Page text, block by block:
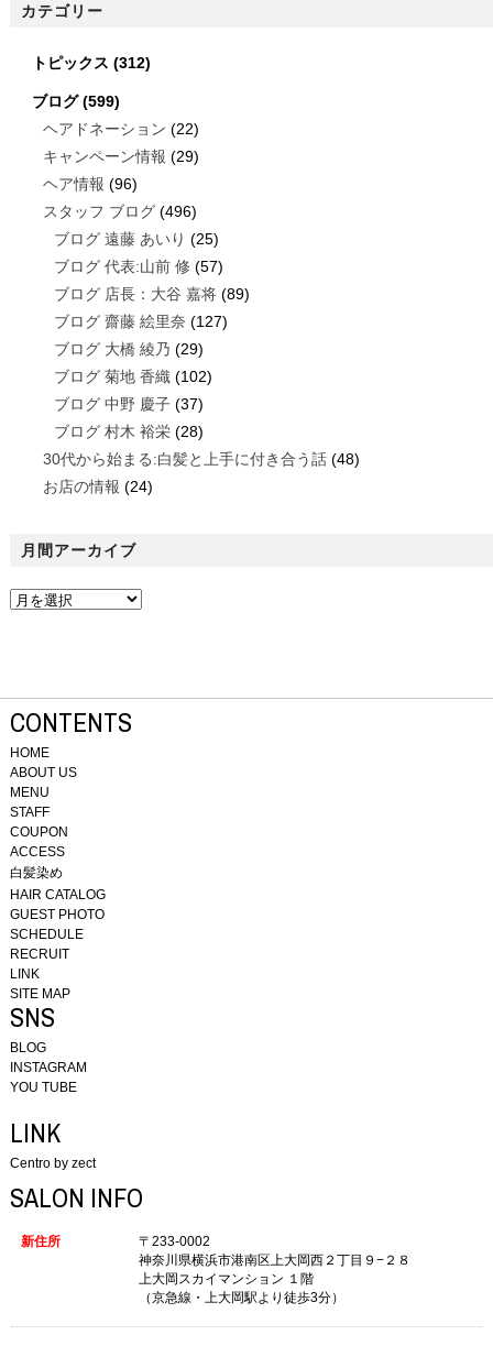
カテゴリー
トピックス (312)
ブログ(599)
ヘアドネーション (22)
キャンペーン情報 (29)
ヘア情報 (96)
スタッフ ブログ(496)
ブログ 遠藤 あいり (25)
ブログ 代表:山前 修 (57)
ブログ 店長：大谷 嘉将(89)
ブログ 齋藤 絵里奈 (127)
ブログ 大橋 綾乃 (29)
ブログ 菊地 香織(102)
ブログ 中野 慶子(37)
ブログ 村木 裕栄(28)
30代から始まる:白髪と上手に付き合う話(48)
お店の情報 (24)
月間アーカイブ
CONTENTS
HOME
ABOUT US
MENU
STAFF
COUPON
ACCESS
白髪染め
HAIR CATALOG
GUEST PHOTO
SCHEDULE
RECRUIT
LINK
SITE MAP
SNS
BLOG
INSTAGRAM
YOU TUBE
LINK
Centro by zect
SALON INFO
新住所
〒233-0002
神奈川県横浜市港南区上大岡西２丁目９−２８
上大岡スカイマンション １階
（京急線・上大岡駅より徒歩3分）